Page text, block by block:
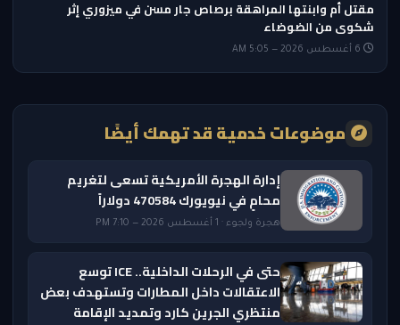
مقتل أم وابنتها المراهقة برصاص جار مسن في ميزوري إثر
شكوى من الضوضاء
موضوعات خدمية قد تهمك أيضًا
إدارة الهجرة الأمريكية تسعى لتغريم
محامٍ في نيويورك 470584 دولاراً
هجرة ولجوء · 1 أغسطس 2026 — 7:10 PM
حتى في الرحلات الداخلية.. ICE توسع
الاعتقالات داخل المطارات وتستهدف بعض
منتظري الجرين كارد وتمديد الإقامة